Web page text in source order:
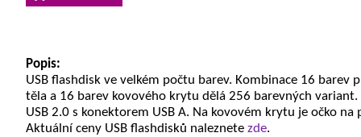
Popis:
USB flashdisk ve velkém počtu barev. Kombinace 16 barev
těla a 16 barev kovového krytu dělá 256 barevných variant.
USB 2.0 s konektorem USB A. Na kovovém krytu je očko na
Aktuální ceny USB flashdisků naleznete zde.